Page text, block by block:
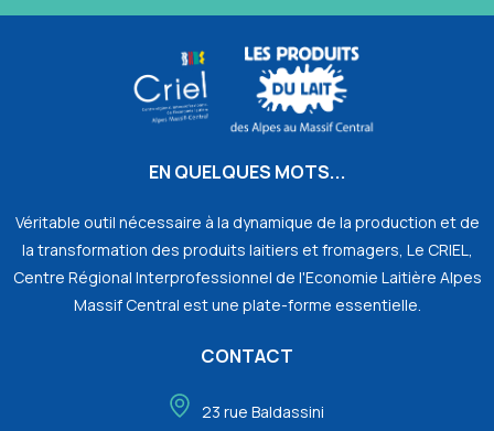
EN QUELQUES MOTS...
Véritable outil nécessaire à la dynamique de la production et de
la transformation des produits laitiers et fromagers, Le CRIEL,
Centre Régional Interprofessionnel de l'Economie Laitière Alpes
Massif Central est une plate-forme essentielle.
CONTACT
23 rue Baldassini